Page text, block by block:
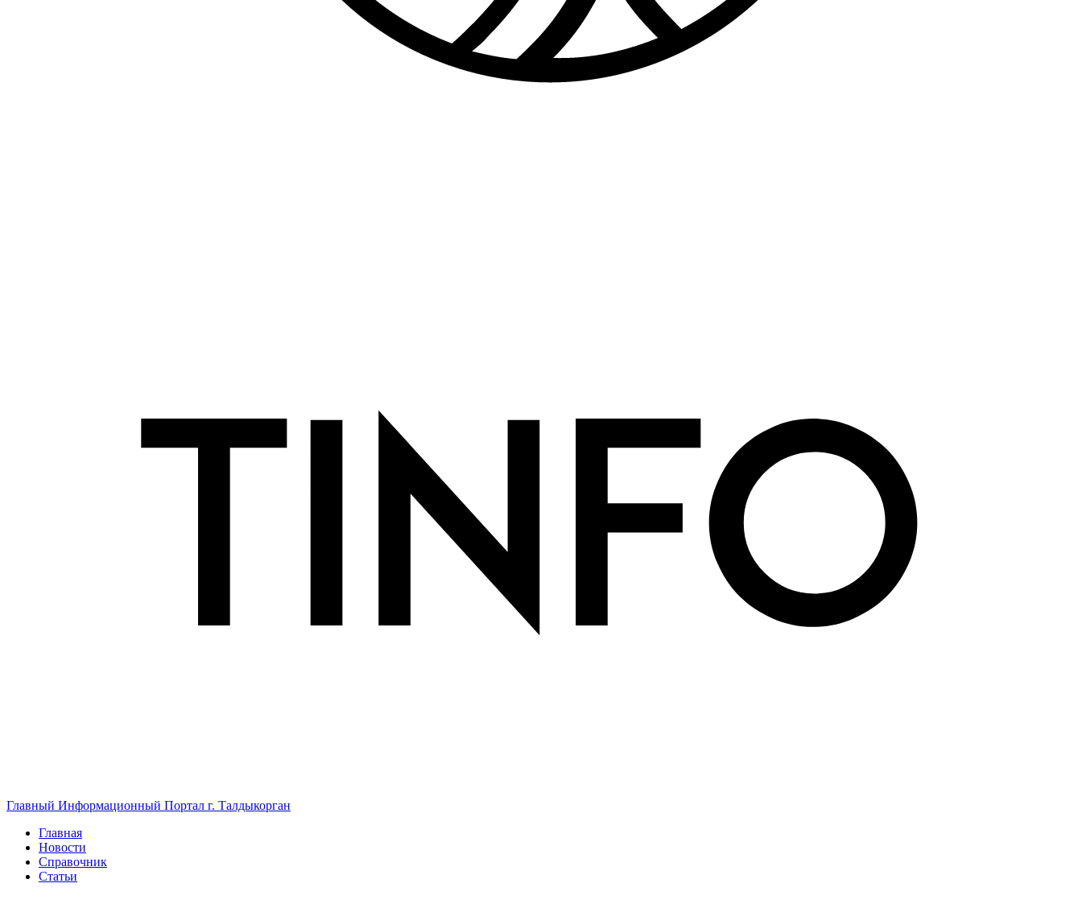
Главный Информационный Портал г. Талдыкорган
Главная
Новости
Справочник
Статьи